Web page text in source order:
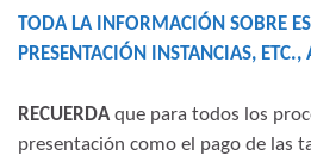
TODA LA INFORMACIÓN SOBRE
PRESENTACIÓN INSTANCIAS, ETC.,
RECUERDAque para todos los
presentación como el pago de las